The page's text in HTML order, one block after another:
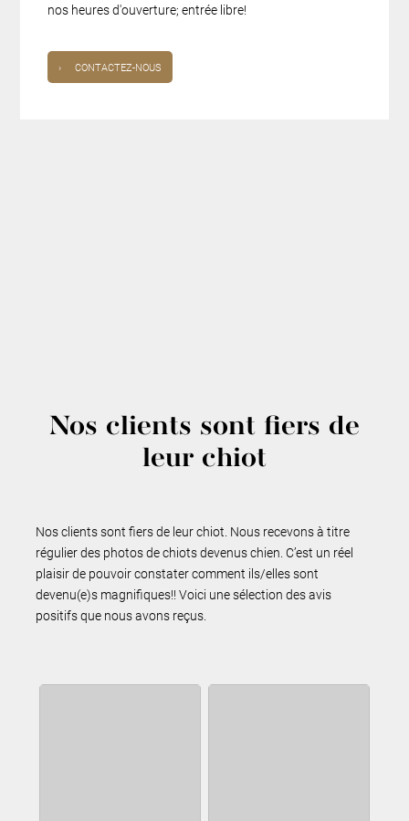
nos heures d'ouverture; entrée libre!
› CONTACTEZ-NOUS
Nos clients sont fiers de
leur chiot
Nos clients sont fiers de leur chiot. Nous recevons à titre
régulier des photos de chiots devenus chien. C’est un réel
plaisir de pouvoir constater comment ils/elles sont
devenu(e)s magnifiques!! Voici une sélection des avis
positifs que nous avons reçus.